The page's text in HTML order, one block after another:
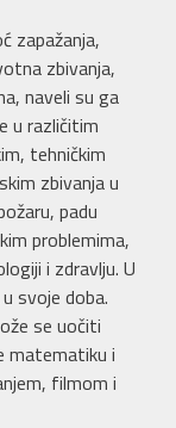
zapažanja,
zbivanja,
naveli su ga
u različitim
tehničkim
zbivanja u
padu
problemima,
i zdravlju. U
svoje doba.
se uočiti
matematiku i
filmom i